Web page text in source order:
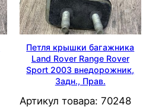
Петля крышки багажника
Land Rover Range Rover
Sport 2003 внедорожник,
Задн., Прав.
Артикул товара: 70248